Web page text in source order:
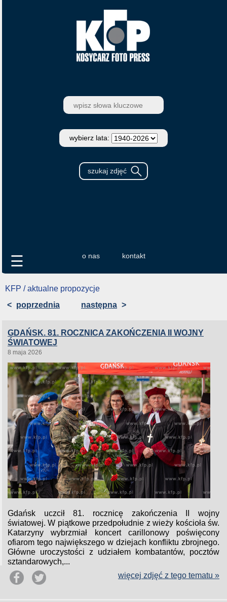
wybierz lata:
o nas kontakt
☰
KFP / aktualne propozycje
< poprzednia następna >
GDAŃSK. 81. ROCZNICA ZAKOŃCZENIA II WOJNY
ŚWIATOWEJ
8 maja 2026
Gdańsk uczcił 81. rocznicę zakończenia II wojny
światowej. W piątkowe przedpołudnie z wieży kościoła św.
Katarzyny wybrzmiał koncert carillonowy poświęcony
ofiarom tego największego w dziejach konfliktu zbrojnego.
Główne uroczystości z udziałem kombatantów, pocztów
sztandarowych,...
więcej zdjęć z tego tematu »